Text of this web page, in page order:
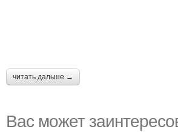
читать дальше →
Вас может